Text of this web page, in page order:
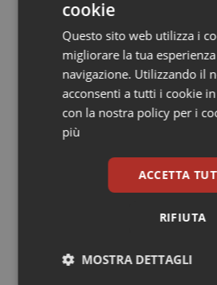
Piemonte
Provincia Autonoma di
Provincia Autonoma di
Puglia
Sardegna
Toscana
HIV
Infezioni & Febbre
Ipertensione &
Malattie rare
Malattia di Crohn &
Neuroscienze &
Obesità
Leadership
modelli di
Leadership Medica
clinici ad alte
AI e telemedicina
odontoiatrico:
uso protetto
cookie
Questo sito web utilizza i
migliorare la tua
navigazione. Utilizzando il
acconsenti a tutti i cookie
con la nostra policy per i
più
ACCETTA
RIFIUTA
MOSTRA DETTAGLI